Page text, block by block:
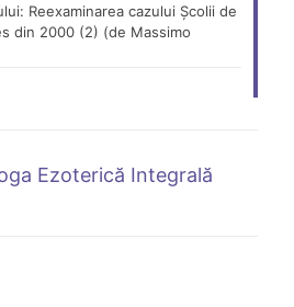
Reexaminarea cazului Școlii de
din 2000 (2) (de Massimo
Ezoterică Integrală